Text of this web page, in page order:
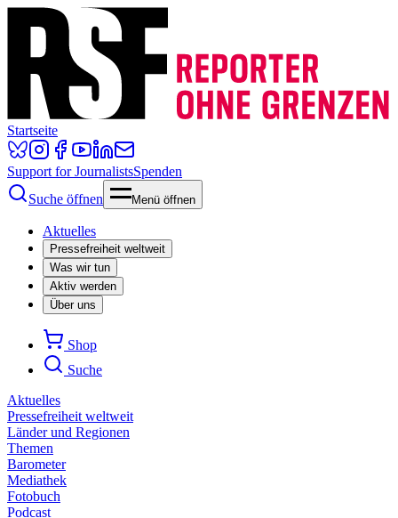
Startseite
Support for JournalistsSpenden
Suche öffnen
Menü öffnen
Aktuelles
Pressefreiheit weltweit
Was wir tun
Aktiv werden
Über uns
Shop
Suche
Aktuelles
Pressefreiheit weltweit
Länder und Regionen
Themen
Barometer
Mediathek
Fotobuch
Podcast